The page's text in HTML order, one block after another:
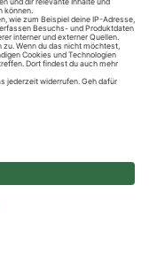
reserved